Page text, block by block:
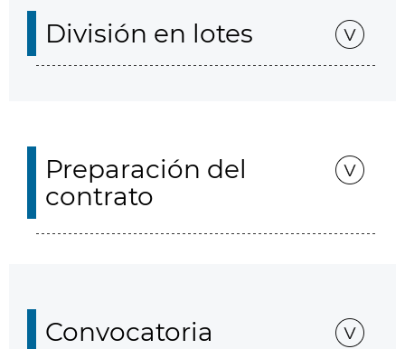
División en lotes
Preparación del
contrato
Convocatoria